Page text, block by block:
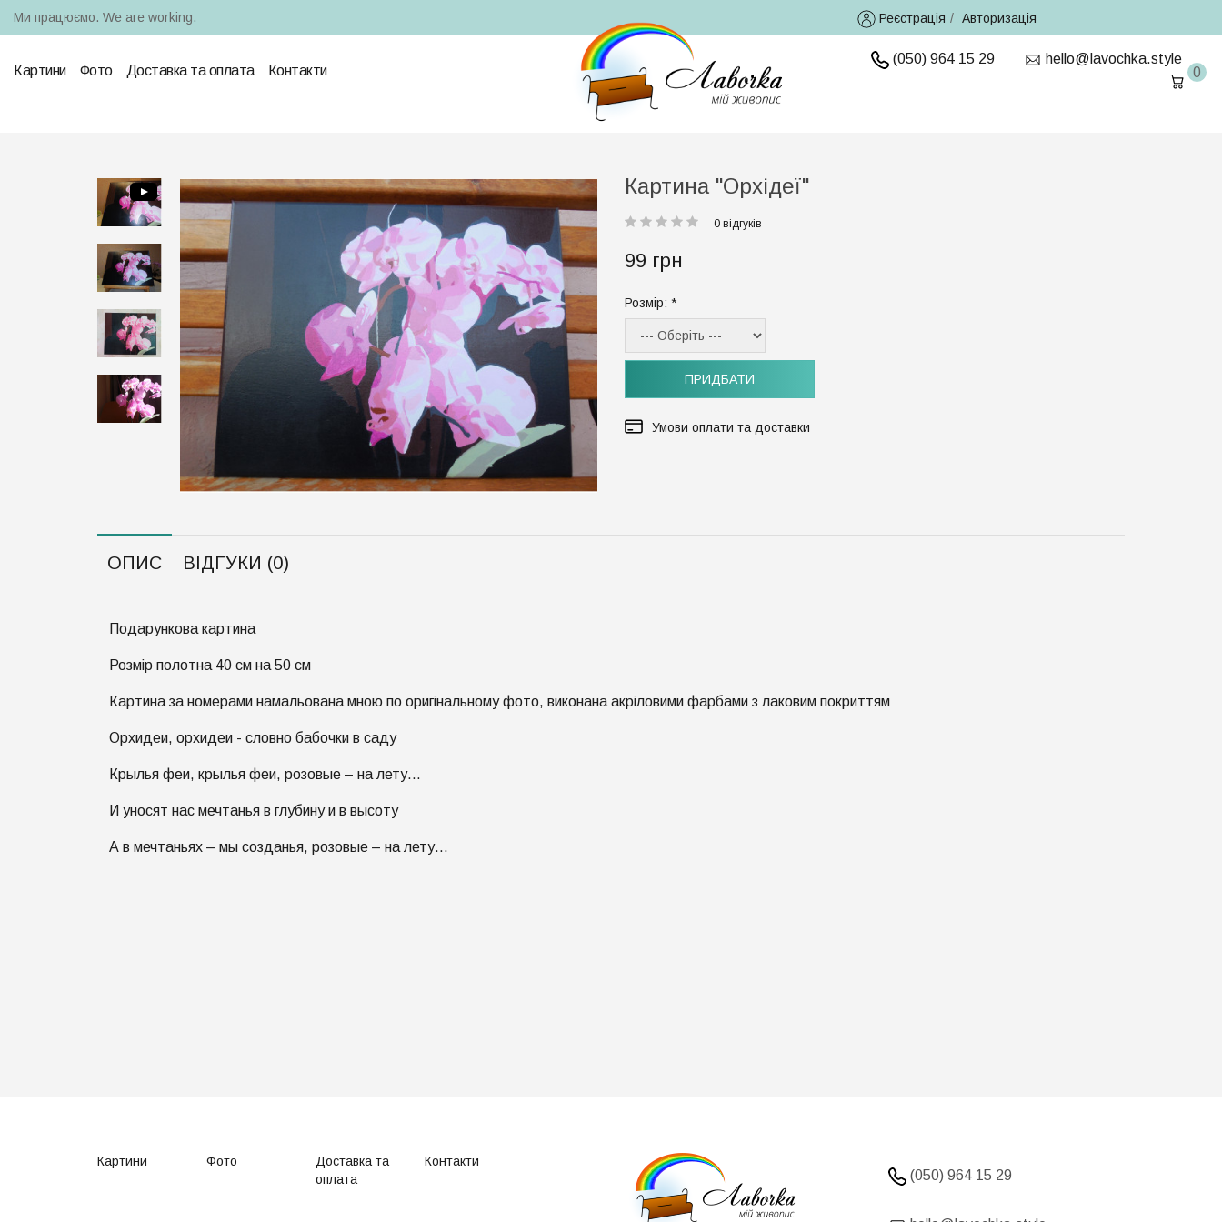
Ми працюємо. We are working. Реєстрація / Авторизація
Картини Фото Доставка та оплата Контакти
(050) 964 15 29
hello@lavochka.style
0
Картина "Орхідеї"
0 відгуків
99 грн
Розмір:
ПРИДБАТИ
Умови оплати та доставки
ОПИС ВІДГУКИ (0)
Подарункова картина
Розмір полотна 40 см на 50 см
Картина за номерами намальована мною по оригінальному фото, виконана акріловими фарбами з лаковим покриттям
Орхидеи, орхидеи - словно бабочки в саду
Крылья феи, крылья феи, розовые – на лету…
И уносят нас мечтанья в глубину и в высоту
А в мечтаньях – мы созданья, розовые – на лету…
Картини Фото
Доставка та
оплата
Контакти
(050) 964 15 29